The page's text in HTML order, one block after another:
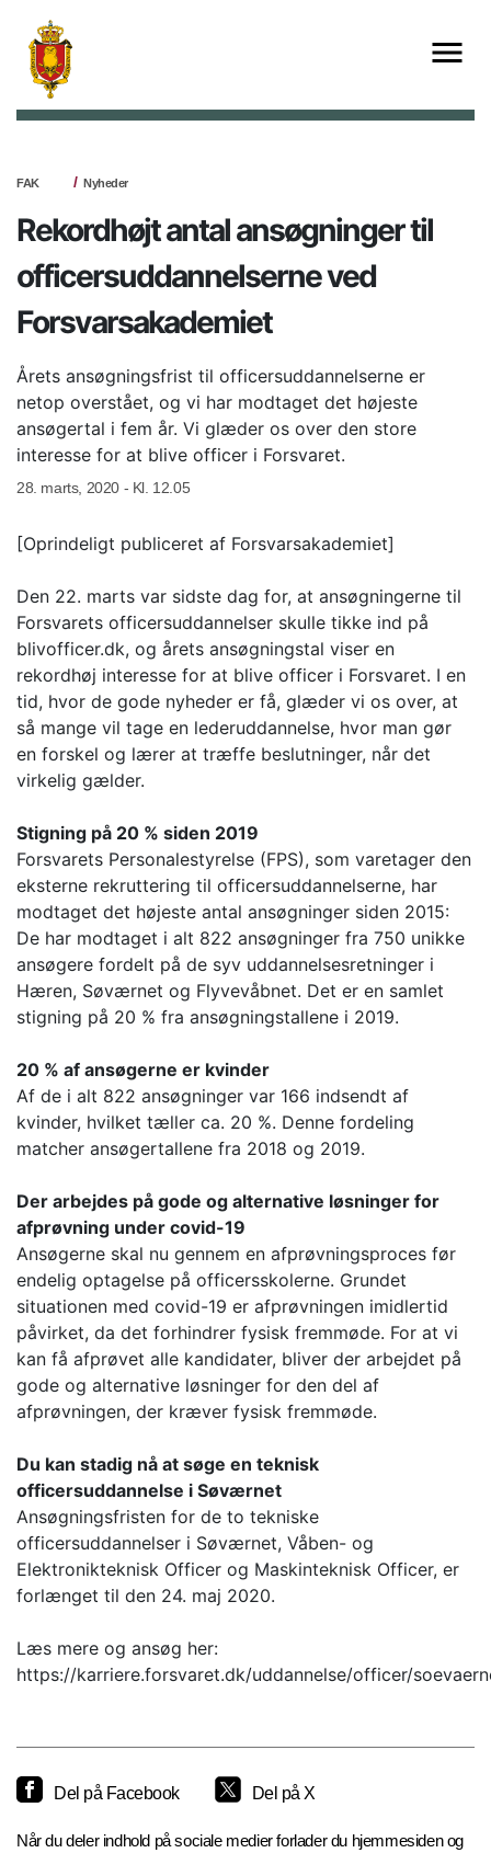
FAK Nyheder
Rekordhøjt antal ansøgninger til
officersuddannelserne ved
Forsvarsakademiet
Årets ansøgningsfrist til officersuddannelserne er
netop overstået, og vi har modtaget det højeste
ansøgertal i fem år. Vi glæder os over den store
interesse for at blive officer i Forsvaret.
28. marts, 2020 - Kl. 12.05
[Oprindeligt publiceret af Forsvarsakademiet]
Den 22. marts var sidste dag for, at ansøgningerne til
Forsvarets officersuddannelser skulle tikke ind på
blivofficer.dk, og årets ansøgningstal viser en
rekordhøj interesse for at blive officer i Forsvaret. I en
tid, hvor de gode nyheder er få, glæder vi os over, at
så mange vil tage en lederuddannelse, hvor man gør
en forskel og lærer at træffe beslutninger, når det
virkelig gælder.
Stigning på 20 % siden 2019
Forsvarets Personalestyrelse (FPS), som varetager den
eksterne rekruttering til officersuddannelserne, har
modtaget det højeste antal ansøgninger siden 2015:
De har modtaget i alt 822 ansøgninger fra 750 unikke
ansøgere fordelt på de syv uddannelsesretninger i
Hæren, Søværnet og Flyvevåbnet. Det er en samlet
stigning på 20 % fra ansøgningstallene i 2019.
20 % af ansøgerne er kvinder
Af de i alt 822 ansøgninger var 166 indsendt af
kvinder, hvilket tæller ca. 20 %. Denne fordeling
matcher ansøgertallene fra 2018 og 2019.
Der arbejdes på gode og alternative løsninger for
afprøvning under covid-19
Ansøgerne skal nu gennem en afprøvningsproces før
endelig optagelse på officersskolerne. Grundet
situationen med covid-19 er afprøvningen imidlertid
påvirket, da det forhindrer fysisk fremmøde. For at vi
kan få afprøvet alle kandidater, bliver der arbejdet på
gode og alternative løsninger for den del af
afprøvningen, der kræver fysisk fremmøde.
Du kan stadig nå at søge en teknisk
officersuddannelse i Søværnet
Ansøgningsfristen for de to tekniske
officersuddannelser i Søværnet, Våben- og
Elektronikteknisk Officer og Maskinteknisk Officer, er
forlænget til den 24. maj 2020.
Læs mere og ansøg her:
https://karriere.forsvaret.dk/uddannelse/officer/
Del på Facebook Del på X
Når du deler indhold på sociale medier forlader du hjemmesiden og